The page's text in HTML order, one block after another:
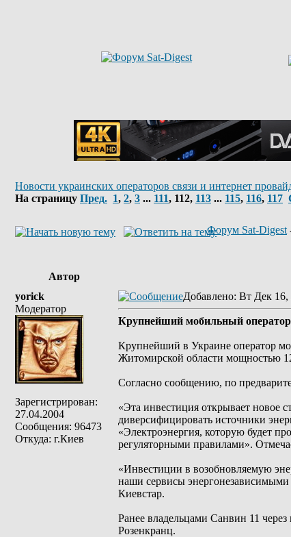
Новости украинских операторов связи и интернет
На страницу Пред. 1, 2, 3 ... 111, 112, 113 ... 115, 116, 117
Форум Sat-Digest
Автор
yorick
Модератор
Зарегистрирован:
27.04.2004
Сообщения: 96473
Откуда: г.Киев
Добавлено: Вт Дек 16,
Крупнейший мобильный
Крупнейший в Украине оператор
Житомирской области мощностью
Согласно сообщению, по
«Эта инвестиция открывает новое
диверсифицировать источники
«Электроэнергия, которую будет
регуляторными правилами».
«Инвестиции в возобновляемую
наши сервисы
Киевстар.
Ранее владельцами Санвин 11
Розенкранц.